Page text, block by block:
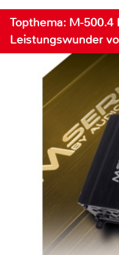
Topthema: M-500.4
Leistungswunder